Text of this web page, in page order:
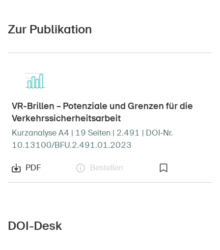
Zur Publikation
VR-Brillen – Potenziale und Grenzen für die
Verkehrssicherheitsarbeit
Kurzanalyse A4 | 19 Seiten | 2.491 | DOI-Nr.
10.13100/BFU.2.491.01.2023
PDF Bestellen
DOI-Desk